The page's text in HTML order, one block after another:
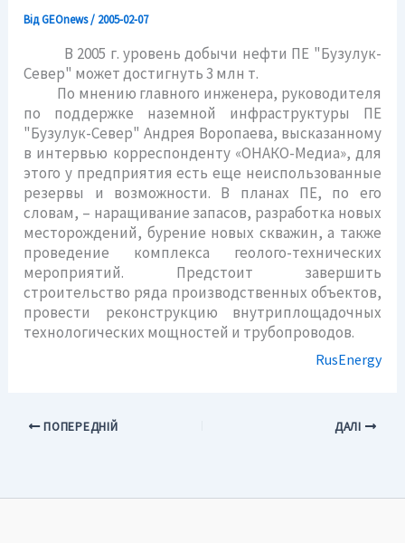
ВідGEOnews/ 2005-02-07
В 2005 г. уровень добычи нефти ПЕ "Бузулук-
Север" может достигнуть 3 млн т.
По мнению главного инженера, руководителя
по поддержке наземной инфраструктуры ПЕ
"Бузулук-Север" Андрея Воропаева, высказанному
в интервью корреспонденту «ОНАКО-Медиа», для
этого у предприятия есть еще неиспользованные
резервы и возможности. В планах ПЕ, по его
словам, – наращивание запасов, разработка новых
месторождений, бурение новых скважин, а также
проведение комплекса геолого-технических
мероприятий. Предстоит завершить
строительство ряда производственных объектов,
провести реконструкцию внутриплощадочных
технологических мощностей и трубопроводов.
RusEnergy
ПОПЕРЕДНІЙ ДАЛІ